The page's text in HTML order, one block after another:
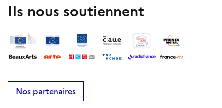
Ils nous soutiennent
Nos partenaires